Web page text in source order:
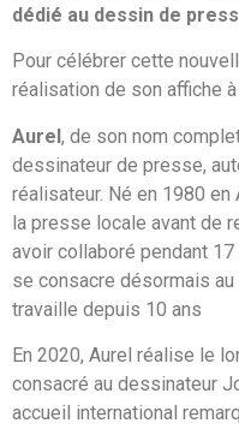
dédié au dessin de
Pour célébrer cette
réalisation de son affiche à
Aurel, de son nom
dessinateur de presse,
réalisateur. Né en 1980
la presse locale avant de
avoir collaboré pendant 17
se consacre désormais au
travaille depuis 10 ans
En 2020, Aurel réalise le
consacré au dessinateur
accueil international